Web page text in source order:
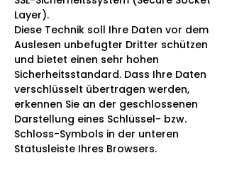
Layer).
Diese Technik soll Ihre Daten vor dem
Auslesen unbefugter Dritter schützen
und bietet einen sehr hohen
Sicherheitsstandard. Dass Ihre Daten
verschlüsselt übertragen werden,
erkennen Sie an der geschlossenen
Darstellung eines Schlüssel- bzw.
Schloss-Symbols in der unteren
Statusleiste Ihres Browsers.